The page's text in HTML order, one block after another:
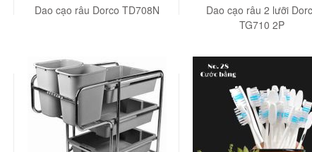
Dao cạo râu Dorco TD708N
Dao cạo râu 2 lưỡi
TG710 2P